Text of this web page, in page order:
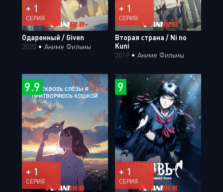
+ 1
СЕРИЯ
Одаренный / Given
2020 • Аниме Фильмы
+ 1
СЕРИЯ
Вторая страна / Ni no
Kuni
2019 • Аниме Фильмы
9.9
+ 1
СЕРИЯ
9
+ 1
СЕРИЯ